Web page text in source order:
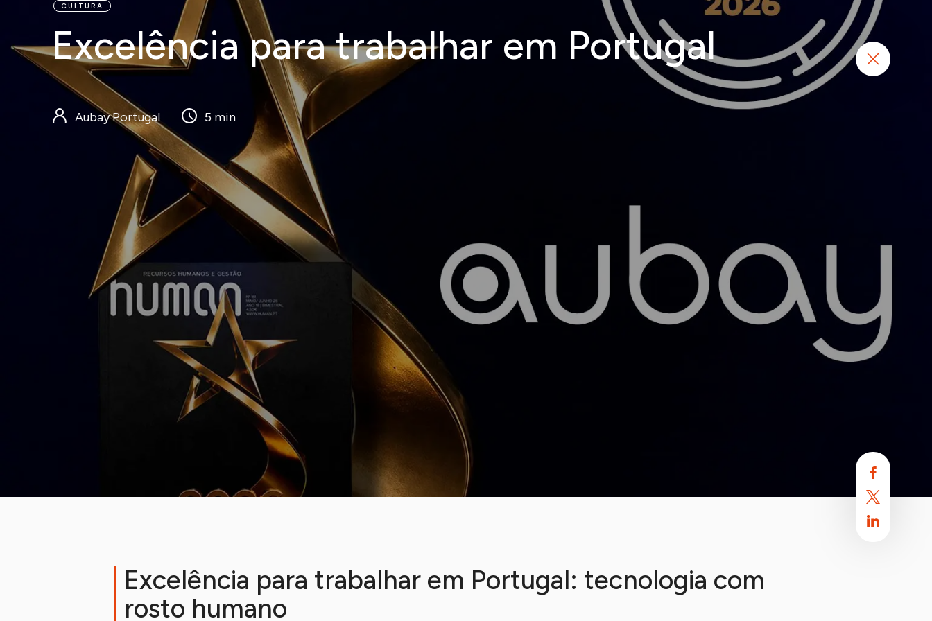
Serviços Clientes Blog Carreiras Academia Consultores Sobre PT Começar projeto
CULTURA
Excelência para trabalhar em Portugal
Aubay Portugal 5 min
Excelência para trabalhar em Portugal: tecnologia com
rosto humano